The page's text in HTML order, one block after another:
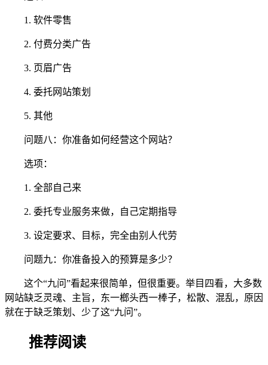
1. 软件零售
2. 付费分类广告
3. 页眉广告
4. 委托网站策划
5. 其他
问题八：你准备如何经营这个网站？
选项：
1. 全部自己来
2. 委托专业服务来做，自己定期指导
3. 设定要求、目标，完全由别人代劳
问题九：你准备投入的预算是多少？
这个“九问”看起来很简单，但很重要。举目四看，大多数
网站缺乏灵魂、主旨，东一榔头西一棒子，松散、混乱，原因
就在于缺乏策划、少了这“九问”。
推荐阅读